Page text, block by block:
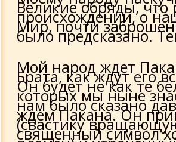
Великие обряды,
происхождении, о
Мир, почти
было предсказано.
Мой народ ждет
Брата, как ждут его
Он будет не как те
которых мы ныне
нам было сказано
ждем Пакана. Он
(свастику
священный символ